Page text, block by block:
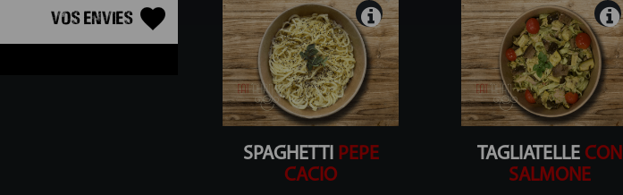
Vos Envies
SPAGHETTIPEPE
CACIO
TAGLIATELLECON
SALMONE